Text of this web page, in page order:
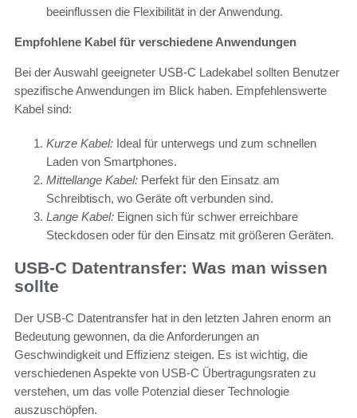
beeinflussen die Flexibilität in der Anwendung.
Empfohlene Kabel für verschiedene Anwendungen
Bei der Auswahl geeigneter USB-C Ladekabel sollten Benutzer
spezifische Anwendungen im Blick haben. Empfehlenswerte
Kabel sind:
Kurze Kabel: Ideal für unterwegs und zum schnellen
Laden von Smartphones.
Mittellange Kabel: Perfekt für den Einsatz am
Schreibtisch, wo Geräte oft verbunden sind.
Lange Kabel: Eignen sich für schwer erreichbare
Steckdosen oder für den Einsatz mit größeren Geräten.
USB-C Datentransfer: Was man wissen
sollte
Der USB-C Datentransfer hat in den letzten Jahren enorm an
Bedeutung gewonnen, da die Anforderungen an
Geschwindigkeit und Effizienz steigen. Es ist wichtig, die
verschiedenen Aspekte von USB-C Übertragungsraten zu
verstehen, um das volle Potenzial dieser Technologie
auszuschöpfen.